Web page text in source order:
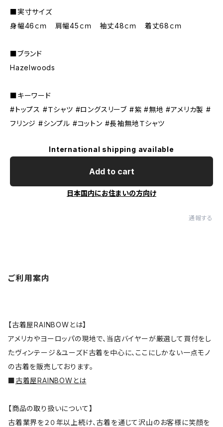
■実寸サイズ
身幅46ｃｍ 肩幅45ｃｍ 袖丈48ｃｍ 着丈68ｃｍ
■ブランド
Hazelwoods
■キーワード
#トップス #Ｔシャツ #ロングスリーブ #紫 #無地 #アメリカ製 #
フリンジ #シンプル #コットン #長袖無地Ｔシャツ
International shipping available
Add to cart
日本国内にお住まいの方向け
通報する
ご利用案内
【古着屋RAINBOWとは】
アメリカやヨーロッパの現地で、当店バイヤーが厳選して買付をし
たヴィンテージ＆ユーズド古着を中心に、ここにしかない一点モノ
の古着を販売しております。
■古着屋RAINBOWとは
【商品の取り扱いについて】
古着業界を２０年以上続け、古着を通じて沢山のお客様に笑顔を